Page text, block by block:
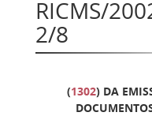
RICMS/
2/8
(1302) DA